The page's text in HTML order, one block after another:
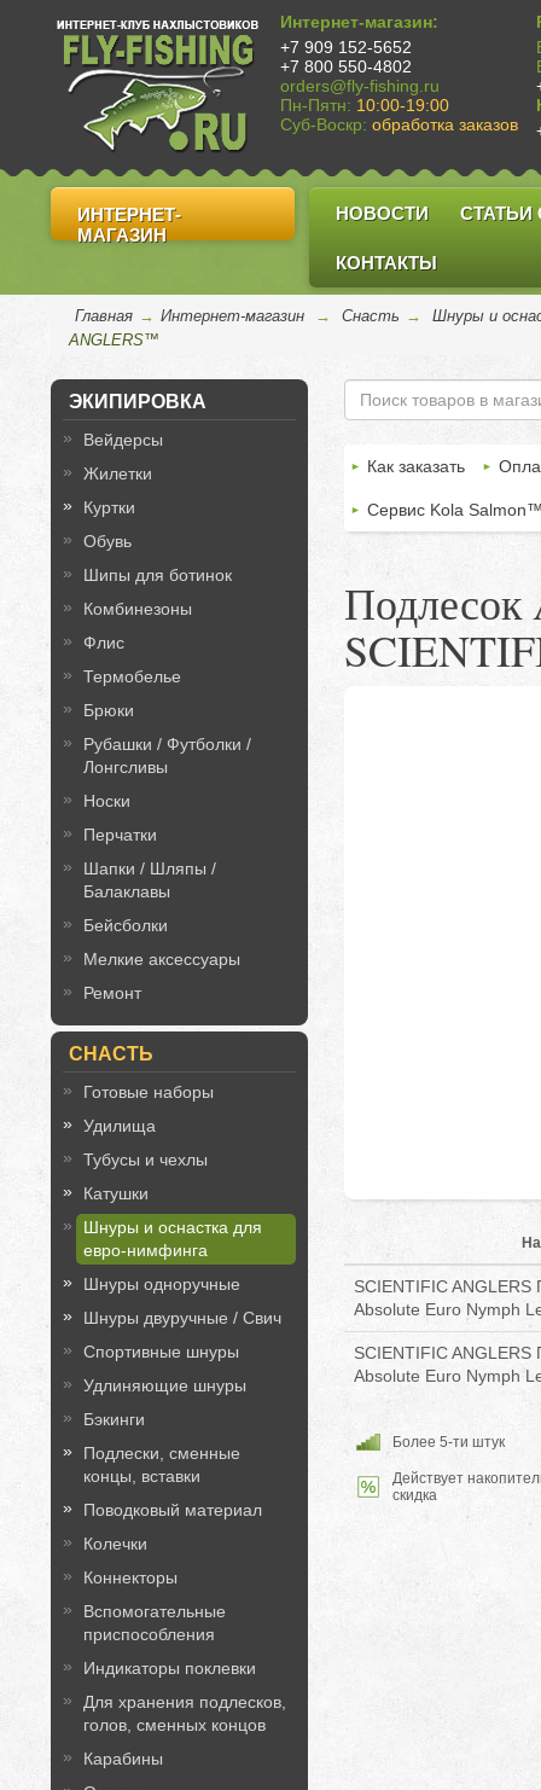
Интернет-магазин:
+7 909 152-5652
+7 800 550-4802
orders@fly-fishing.ru
Пн-Пятн: 10:00-19:00
Суб-Воскр: обработка заказов
ИНТЕРНЕТ-
МАГАЗИН
НОВОСТИ СТАТЬИ
КОНТАКТЫ
Главная → Интернет-магазин → Снасть →
Шнуры и
ANGLERS™
ЭКИПИРОВКА
Вейдерсы
Жилетки
Куртки
Обувь
Шипы для ботинок
Комбинезоны
Флис
Термобелье
Брюки
Рубашки / Футболки /
Лонгсливы
Носки
Перчатки
Шапки / Шляпы /
Балаклавы
Бейсболки
Мелкие аксессуары
Ремонт
СНАСТЬ
Готовые наборы
Удилища
Тубусы и чехлы
Катушки
Шнуры и оснастка для
евро-нимфинга
Шнуры одноручные
Шнуры двуручные / Свич
Спортивные шнуры
Удлиняющие шнуры
Бэкинги
Подлески, сменные
концы, вставки
Поводковый материал
Колечки
Коннекторы
Вспомогательные
приспособления
Индикаторы поклевки
Для хранения подлесков,
голов, сменных концов
Карабины
Как заказать
Сервис Kola
Подлесок
SCIENTIFIC
Absolute Euro Nymph
SCIENTIFIC
Absolute Euro Nymph
Более 5-ти штук
Действует
скидка